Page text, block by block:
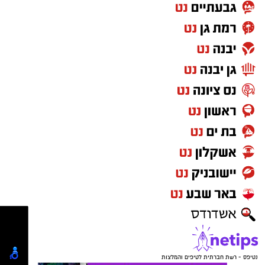
המסכם, מהאוטובוס בדרך לאצטדיון ומהמסדרון
בדרך לחדר ההלבשה. אבל כשזו הפועל באר שבע?
פתאום אפשר להסתפק בלראות את המשחק
מהטלוויזיה. וזה לא עניין של משחק אחד. זו לא
מעידה חד-פעמית. זו תחושה שמלווה את אוהדי
הפועל באר שבע כבר שנים - שמועדון שמביא
הישגים, שמייצג את ישראל באירופה ושכתב פרקים
מפוארים בכדורגל הישראלי, עדיין לא זוכה ליחס
שהוא ראוי לו.
נטיפס - רשת חברתית לטיפים והמלצות